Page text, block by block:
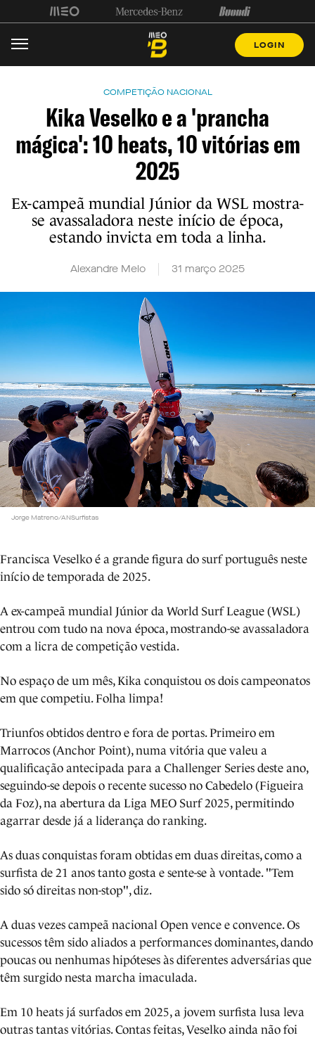
LOGIN
COMPETIÇÃO NACIONAL
Kika Veselko e a 'prancha
mágica': 10 heats, 10 vitórias em
2025
Ex-campeã mundial Júnior da WSL mostra-
se avassaladora neste início de época,
estando invicta em toda a linha.
Alexandre Melo 31 março 2025
Jorge Matreno/ANSurfistas
Francisca Veselko é a grande figura do surf português neste
início de temporada de 2025.
A ex-campeã mundial Júnior da World Surf League (WSL)
entrou com tudo na nova época, mostrando-se avassaladora
com a licra de competição vestida.
No espaço de um mês, Kika conquistou os dois campeonatos
em que competiu. Folha limpa!
Triunfos obtidos dentro e fora de portas. Primeiro em
Marrocos (Anchor Point), numa vitória que valeu a
qualificação antecipada para a Challenger Series deste ano,
seguindo-se depois o recente sucesso no Cabedelo (Figueira
da Foz), na abertura da Liga MEO Surf 2025, permitindo
agarrar desde já a liderança do ranking.
As duas conquistas foram obtidas em duas direitas, como a
surfista de 21 anos tanto gosta e sente-se à vontade. "Tem
sido só direitas non-stop", diz.
A duas vezes campeã nacional Open vence e convence. Os
sucessos têm sido aliados a performances dominantes, dando
poucas ou nenhumas hipóteses às diferentes adversárias que
têm surgido nesta marcha imaculada.
Em 10 heats já surfados em 2025, a jovem surfista lusa leva
outras tantas vitórias. Contas feitas, Veselko ainda não foi